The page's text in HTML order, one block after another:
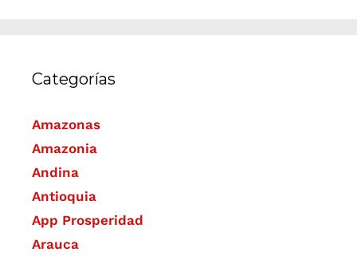
Categorías
Amazonas
Amazonia
Andina
Antioquia
App Prosperidad
Arauca